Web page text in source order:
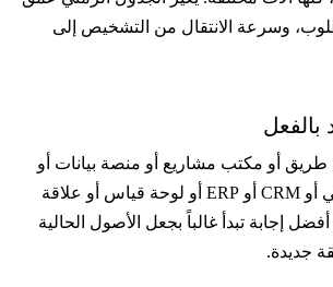
وسرعة الانتقال من التشخيص إلى
بالفعل
طريق أو مكتب مشاريع أو منصة بيانات أو
سياسة ذكاء اصطناعي أو CRM أو ERP أو لوحة قياس أو علاقة
إجابة تبدأ غالباً بجعل الأصول الحالية
جديدة.